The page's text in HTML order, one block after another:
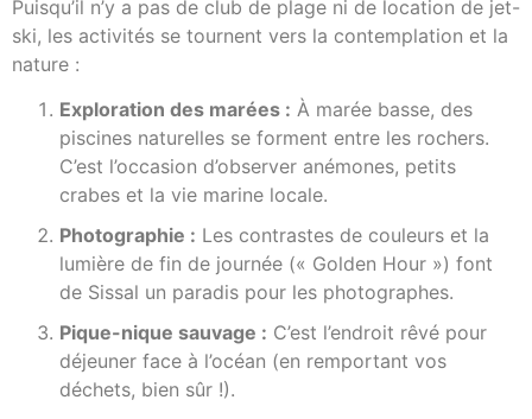
Puisqu’il n’y a pas de club de plage ni de location de jet-
ski, les activités se tournent vers la contemplation et la
nature :
Exploration des marées : À marée basse, des
piscines naturelles se forment entre les rochers.
C’est l’occasion d’observer anémones, petits
crabes et la vie marine locale.
Photographie : Les contrastes de couleurs et la
lumière de fin de journée (« Golden Hour ») font
de Sissal un paradis pour les photographes.
Pique-nique sauvage : C’est l’endroit rêvé pour
déjeuner face à l’océan (en remportant vos
déchets, bien sûr !).